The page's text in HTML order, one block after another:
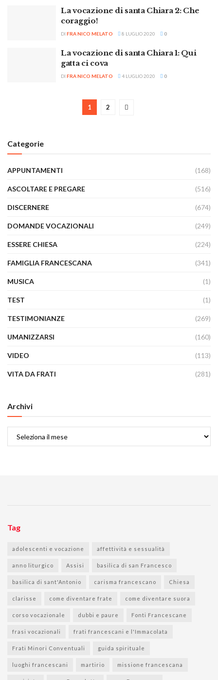
La vocazione di santa Chiara 2: Che
coraggio!
DI FRA NICO MELATO 8 LUGLIO 2020 0
La vocazione di santa Chiara 1: Qui
gatta ci cova
DI FRA NICO MELATO 4 LUGLIO 2020 0
1 2
Categorie
APPUNTAMENTI (168)
ASCOLTARE E PREGARE (516)
DISCERNERE (674)
DOMANDE VOCAZIONALI (249)
ESSERE CHIESA (224)
FAMIGLIA FRANCESCANA (341)
MUSICA (1)
TEST (1)
TESTIMONIANZE (269)
UMANIZZARSI (160)
VIDEO (113)
VITA DA FRATI (281)
Archivi
Tag
adolescenti e vocazione affettività e sessualità
anno liturgico Assisi basilica di san Francesco
basilica di sant'Antonio carisma francescano Chiesa
clarisse come diventare frate come diventare suora
corso vocazionale dubbi e paure Fonti Francescane
frasi vocazionali frati francescani e l'Immacolata
Frati Minori Conventuali guida spirituale
luoghi francescani martirio missione francescana